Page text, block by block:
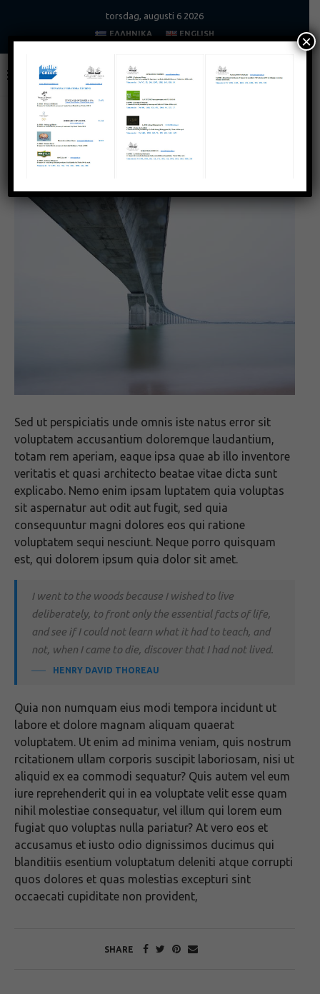
torsdag, augusti 6 2026
ΕΛΛΗΝΙΚΆ ENGLISH
Home Graphic Design Portfolio Demo 4
PORTFOLIO DEMO 4
Sed ut perspiciatis unde omnis iste natus error sit
voluptatem accusantium doloremque laudantium,
totam rem aperiam, eaque ipsa quae ab illo inventore
veritatis et quasi architecto beatae vitae dicta sunt
explicabo. Nemo enim ipsam luptatem quia voluptas
sit aspernatur aut odit aut fugit, sed quia
consequuntur magni dolores eos qui ratione
voluptatem sequi nesciunt. Neque porro quisquam
est, qui dolorem ipsum quia dolor sit amet.
I went to the woods because I wished to live
deliberately, to front only the essential facts of life,
and see if I could not learn what it had to teach, and
not, when I came to die, discover that I had not lived.
HENRY DAVID THOREAU
Quia non numquam eius modi tempora incidunt ut
labore et dolore magnam aliquam quaerat
voluptatem. Ut enim ad minima veniam, quis nostrum
rcitationem ullam corporis suscipit laboriosam, nisi ut
aliquid ex ea commodi sequatur? Quis autem vel eum
iure reprehenderit qui in ea voluptate velit esse quam
nihil molestiae consequatur, vel illum qui lorem eum
fugiat quo voluptas nulla pariatur? At vero eos et
accusamus et iusto odio dignissimos ducimus qui
blanditiis esentium voluptatum deleniti atque corrupti
quos dolores et quas molestias excepturi sint
occaecati cupiditate non provident,
SHARE
×